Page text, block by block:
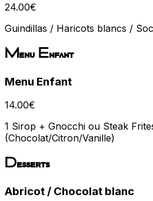
24.00€
Guindillas / Haricots blancs /
Menu Enfant
Menu Enfant
14.00€
1 Sirop + Gnocchi ou Steak
(Chocolat/Citron/Vanille)
Desserts
Abricot / Chocolat blanc